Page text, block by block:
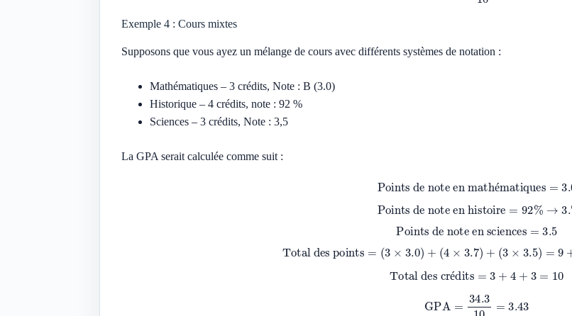
Exemple 4 : Cours mixtes
Supposons que vous ayez un mélange de cours avec différents systèmes de notation :
Mathématiques – 3 crédits, Note : B (3.0)
Historique – 4 crédits, note : 92 %
Sciences – 3 crédits, Note : 3,5
La GPA serait calculée comme suit :
é
Points de note en mathématiques
3.0
Points de note en histoire
92%→ 3.7
Points de note en sciences
3.5
Total des points =( 3× 3.0 )+ ( 4 ×3.7 + (3×3.5 )=9 14.8
é
Total des crédits = + 4+ 3 =10
34.3 10